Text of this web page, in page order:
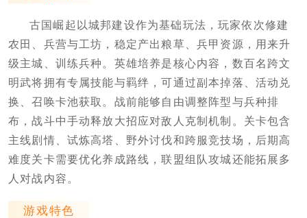
古国崛起以城邦建设作为基础玩法，玩家依次修建
农田、兵营与工坊，稳定产出粮草、兵甲资源，用来升
级主城、训练兵种。英雄培养是核心内容，数百名跨文
明武将拥有专属技能与羁绊，可通过副本掉落、活动兑
换、召唤卡池获取。战前能够自由调整阵型与兵种排
布，战斗中手动释放大招应对敌人克制机制。关卡包含
主线剧情、试炼高塔、野外讨伐和跨服竞技场，后期高
难度关卡需要优化养成路线，联盟组队攻城还能拓展多
人对战内容。
游戏特色